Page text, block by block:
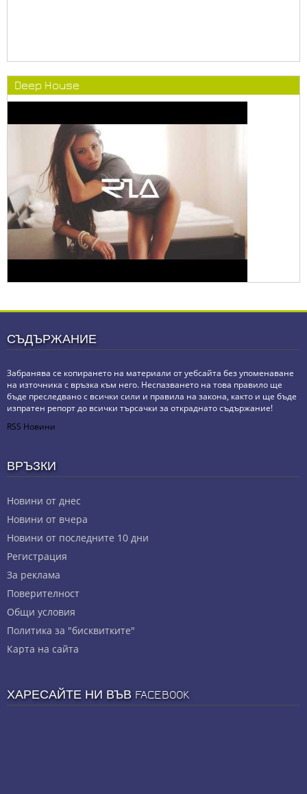
Deep House
СЪДЪРЖАНИЕ
Забранява се копирането на материали от уебсайта без упоменаване
на източника с връзка към него. Неспазването на това правило ще
бъде преследвано с всички сили и правила на закона, както и ще бъде
изпратен репорт до всички търсачки за откраднато съдържание!
RSS Новини
ВРЪЗКИ
Новини от днес
Новини от вчера
Новини от последните 10 дни
Регистрация
За реклама
Πoвepитeлнocт
Общи условия
Политика за "бисквитките"
Карта на сайта
ХАРЕСАЙТЕ НИ ВЪВ FACEBOOK